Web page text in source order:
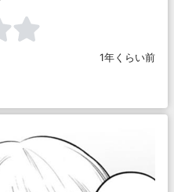
1年くらい前